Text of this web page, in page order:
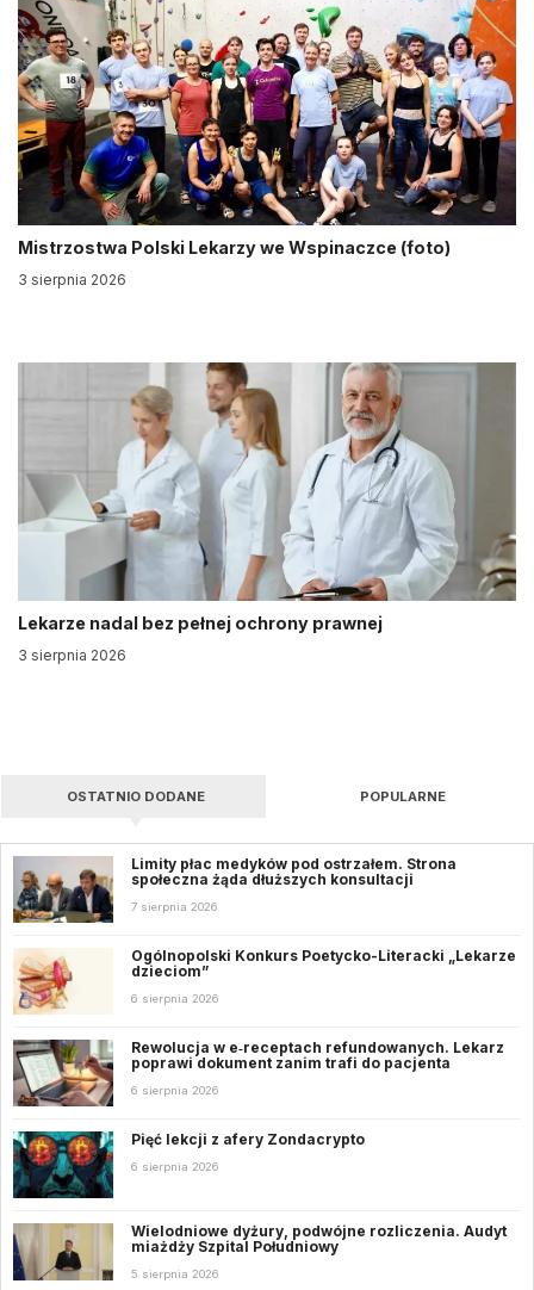
Mistrzostwa Polski Lekarzy we Wspinaczce (foto)
3 sierpnia 2026
Lekarze nadal bez pełnej ochrony prawnej
3 sierpnia 2026
OSTATNIO DODANE POPULARNE
Limity płac medyków pod ostrzałem. Strona
społeczna żąda dłuższych konsultacji
7 sierpnia 2026
Ogólnopolski Konkurs Poetycko-Literacki „Lekarze
dzieciom”
6 sierpnia 2026
Rewolucja w e‑receptach refundowanych. Lekarz
poprawi dokument zanim trafi do pacjenta
6 sierpnia 2026
Pięć lekcji z afery Zondacrypto
6 sierpnia 2026
Wielodniowe dyżury, podwójne rozliczenia. Audyt
miażdży Szpital Południowy
5 sierpnia 2026